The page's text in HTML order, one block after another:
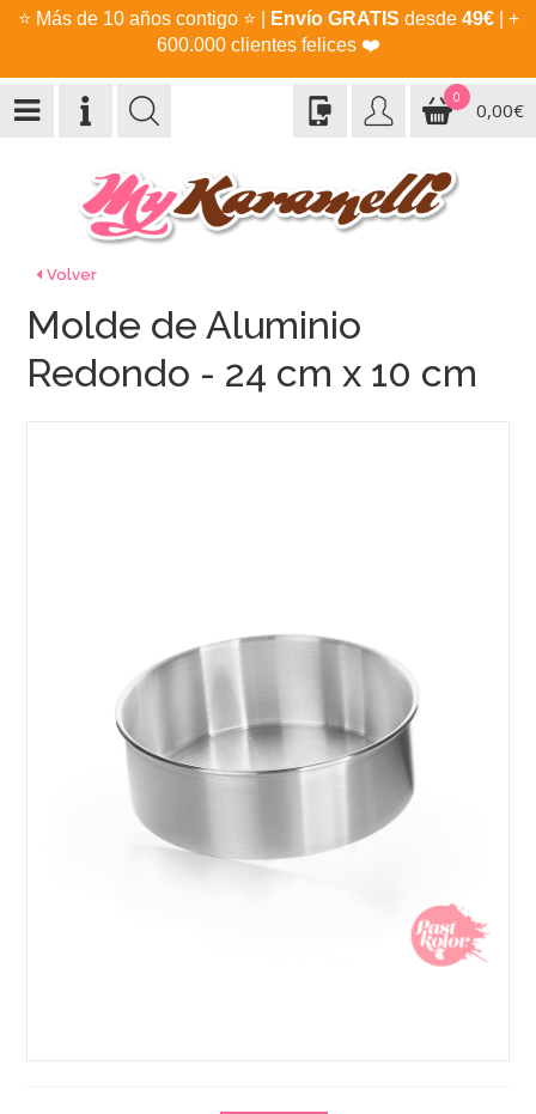
⭐ Más de 10 años contigo ⭐ Envío GRATIS desde 49€| +
600.000 clientes felices ❤️
0
0,00€
Volver
Molde de Aluminio
Redondo - 24 cm x 10 cm